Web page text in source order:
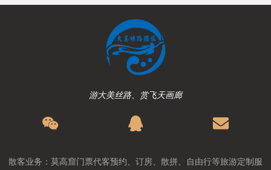
游大美丝路、赏飞天画廊
散客业务：莫高窟门票代客预约、订房、散拼、自由行等旅游定制服